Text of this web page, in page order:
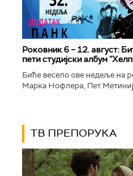
Роковник 6 – 12. август:
пети студијски албум
Биће весело ове недеље на
Марка Нофлера, Пет
ТВ ПРЕПОРУКА